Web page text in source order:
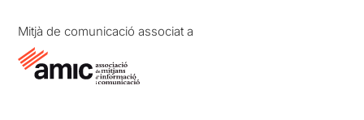
Mitjà de comunicació associat a